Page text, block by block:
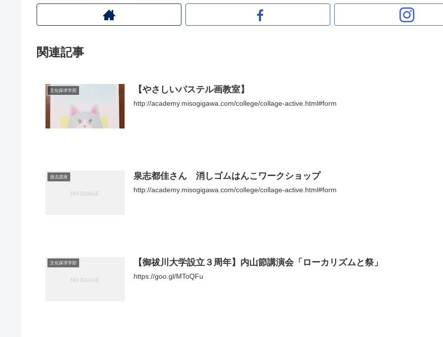
関連記事
文化探求学部 【やさしいパステル画教室】
http://academy.misogigawa.com/college/collage-active.html#form
過去講座 泉志都佳さん 消しゴムはんこワークショップ
http://academy.misogigawa.com/college/collage-active.html#form
文化探求学部 【御祓川大学設立３周年】内山節講演会「ローカリズムと祭」
https://goo.gl/MToQFu